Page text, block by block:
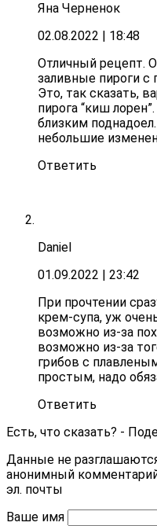
Яна Черненок
02.08.2022
| 18:48
Отличный рецепт.
заливные пироги
Это, так сказать,
пирога “киш
близким
небольшие
Ответить
Daniel
01.09.2022
| 23:42
При прочтении
крем-супа, уж
возможно из-за
возможно из-за
грибов с
простым, надо
Ответить
Есть, что сказать? -
Данные не
анонимный
эл. почты
Ваше имя